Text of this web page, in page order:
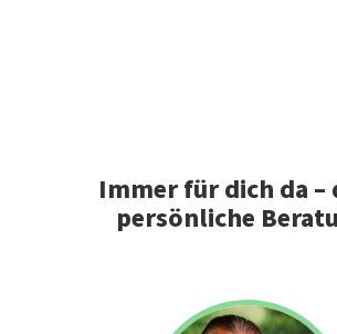
Immer für dich da –
persönliche